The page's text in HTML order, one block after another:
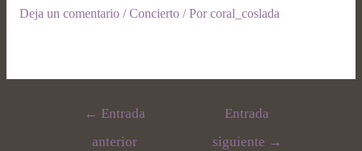
Deja un comentario /Concierto/ Porcoral_coslada
← Entrada
anterior
Entrada
siguiente →